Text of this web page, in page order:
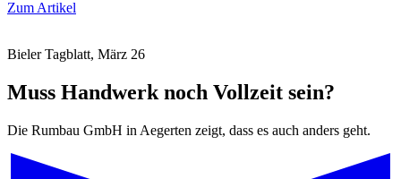
Zum Artikel
Bieler Tagblatt, März 26
Muss Handwerk noch Vollzeit sein?
Die Rumbau GmbH in Aegerten zeigt, dass es auch anders geht.